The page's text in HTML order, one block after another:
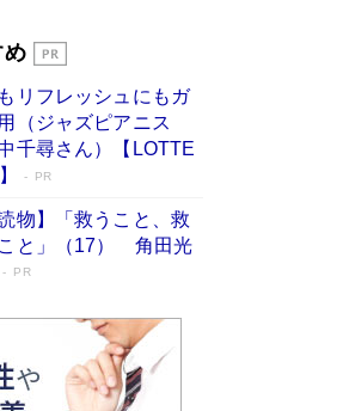
巻がベストセラー1
「宇宙で描かれたマ
めた『ほほえんで生き
ンクイン［エンターテイ
Book Bang
嘘である」原作者が抱き
「自己憐憫は描きたくな
わったこと（後編） #
褒めたらもっと伸びる」
教わった“人を育てるコ
す
Book Bang
め
リフレッシュにもガ
（ジャズピアニス
千尋さん）【LOTTE
PR
読物】「救うこと、救
と」（17） 角田光
PR